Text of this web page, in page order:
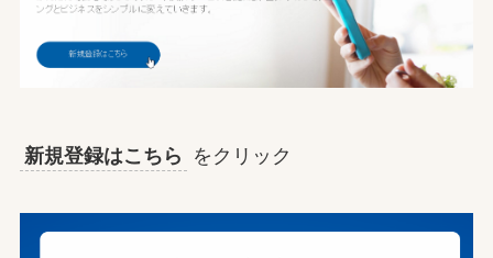
新規登録はこちら をクリック